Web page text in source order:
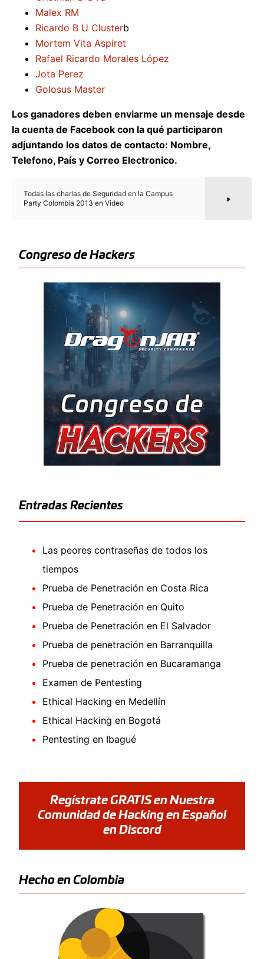
Malex RM
Ricardo B U Clusterb
Mortem Vita Aspiret
Rafael Ricardo Morales López
Jota Perez
Golosus Master
Los ganadores deben enviarme un mensaje desde
la cuenta de Facebook con la qué participaron
adjuntando los datos de contacto: Nombre,
Telefono, País y Correo Electronico.
Todas las charlas de Seguridad en la Campus
Party Colombia 2013 en Video
Congreso de Hackers
Entradas Recientes
Las peores contraseñas de todos los
tiempos
Prueba de Penetración en Costa Rica
Prueba de Penetración en Quito
Prueba de Penetración en El Salvador
Prueba de penetración en Barranquilla
Prueba de penetración en Bucaramanga
Examen de Pentesting
Ethical Hacking en Medellín
Ethical Hacking en Bogotá
Pentesting en Ibagué
Regístrate GRATIS en Nuestra
Comunidad de Hacking en Español
en Discord
Hecho en Colombia